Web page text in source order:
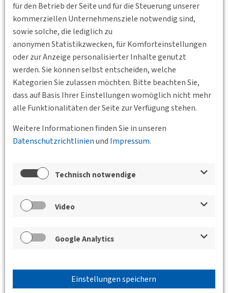
für den Betrieb der Seite und für die Steuerung unserer
kommerziellen Unternehmensziele notwendig sind,
sowie solche, die lediglich zu
anonymen Statistikzwecken, für Komforteinstellungen
oder zur Anzeige personalisierter Inhalte genutzt
werden. Sie können selbst entscheiden, welche
Kategorien Sie zulassen möchten. Bitte beachten Sie,
dass auf Basis Ihrer Einstellungen womöglich nicht mehr
alle Funktionalitäten der Seite zur Verfügung stehen.
Weitere Informationen finden Sie in unseren
Datenschutzrichtlinienund Impressum.
Technisch notwendige
Video
Google Analytics
Einstellungen speichern
Einbindung in die deutschen Reparationsverpflichtungen zu
tun, sondern auch mit der Veränderung des
Gesamtverkehrssystems insbesondere unter dem Einfluss
des aufkommenden Kraftverkehrs. Der Vortrag wird der
innovativen Anpassung der Bahn an die neuen
Herausforderungen nachgehen, wobei insbesondere ihre
Schnellverkehrsstrategien in den 1920er und 30er Jahren
nachgezeichnet werden.
Standort